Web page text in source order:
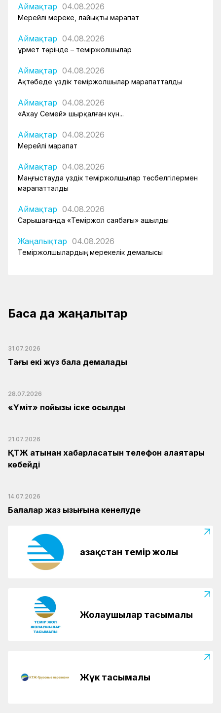
Аймақтар 04.08.2026
Мерейлі мереке, лайықты марапат
Аймақтар 04.08.2026
Құрмет төрінде – теміржолшылар
Аймақтар 04.08.2026
Ақтөбеде үздік теміржолшылар марапатталды
Аймақтар 04.08.2026
«Ахау Семей» шырқалған күн...
Аймақтар 04.08.2026
Мерейлі марапат
Аймақтар 04.08.2026
Маңғыстауда үздік теміржолшылар төсбелгілермен
марапатталды
Аймақтар 04.08.2026
Сарышағанда «Теміржол саябағы» ашылды
Жаңалықтар 04.08.2026
Теміржолшылардың мерекелік демалысы
Басқа да жаңалықтар
31.07.2026
Тағы екі жүз бала демалады
28.07.2026
«Үміт» пойызы іске қосылды
21.07.2026
ҚТЖ атынан хабарласатын телефон алаяқтары
көбейді
14.07.2026
Балалар жаз қызығына кенелуде
Қазақстан темір жолы
Жолаушылар тасымалы
Жүк тасымалы